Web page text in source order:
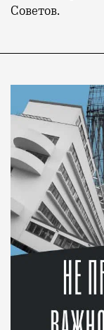
Советов.